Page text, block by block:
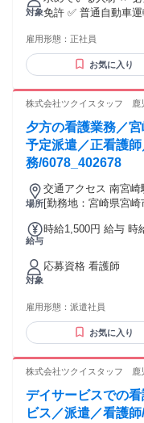
業時間：1ヶ月あた
間については別途残業代を支給す
で支払われる通勤・
手当：5000円 ✅その他手当 オンコール手当：平日2,000円/回
土日3,000円/回 月１
の手当として支給中
対象免許 ✅ 普通自動車運転免
験（訪問看護は未経
の基本操作 訪問看護が未経験の方も、ブランクがある方も大
歓迎です。 先輩がマンツーマンで同行し、 独り立ちまで丁寧
の復職でも安心して チャ
スで戻っていただけます。 『病棟から在宅へ
げたい方』 『子育てや介護が一段落し、そろそろ現場に戻り
たい方』 『訪問看護でしっかり経験を積みたい方』 『やりが
いを感じながら働きたい方』 『チームで支
たい方』におすすめです。 定年65歳まで腰を
ます。年齢は定年（
雇用形態： 正社員
お気に入り
株式会社ツクイスタッフ 鹿
夕方の看護業務／
予定派遣／正看護
務/6078_402678
場所
交通アクセス 南宮
[勤務地：宮崎県宮崎
給与
時給1,500円 給与 時給1,500円
始手当 給与詳細: 経験を考慮のうえ決定 昇給（前年度実績）:
あり：実績による 締日・支払日（支払い方法）: 月末締め・
対象
応募資格 看護師
雇用形態： 派遣社員
お気に入り
株式会社ツクイスタッフ 鹿
デイサービスでの
ビス／派遣／看護